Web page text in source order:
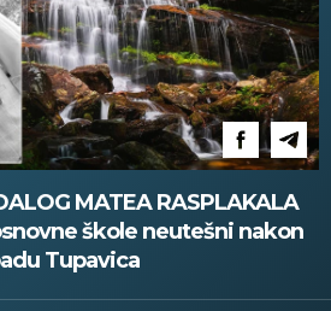
MATEA RASPLAKALA
škole neutešni nakon
Tupavica